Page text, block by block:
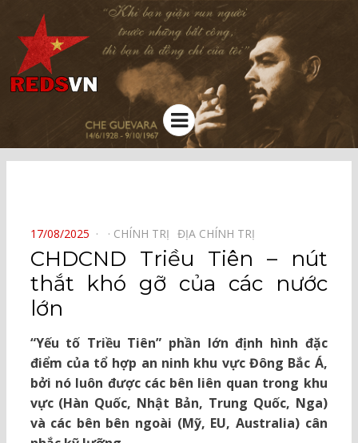
Kênh chia sẻ tri thức cộng đồng
Menu
POSTED
ON
17/08/2025 CHÍNH TRỊ⠀ ĐỊA CHÍNH TRỊ⠀
CHDCND Triều Tiên – nút
thắt khó gỡ của các nước
lớn
“Yếu tố Triều Tiên” phần lớn định hình đặc
điểm của tổ hợp an ninh khu vực Đông Bắc Á,
bởi nó luôn được các bên liên quan trong khu
vực (Hàn Quốc, Nhật Bản, Trung Quốc, Nga)
và các bên bên ngoài (Mỹ, EU, Australia) cân